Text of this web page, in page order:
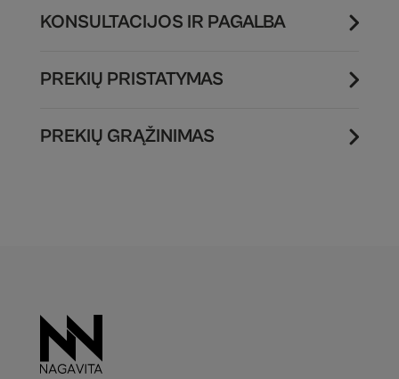
KONSULTACIJOS IR PAGALBA
PREKIŲ PRISTATYMAS
PREKIŲ GRĄŽINIMAS